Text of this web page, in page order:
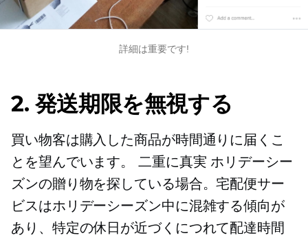
詳細は重要です!
2. 発送期限を無視する
買い物客は購入した商品が時間通りに届くこ
とを望んでいます。 二重に真実 ホリデーシー
ズンの贈り物を探している場合。宅配便サー
ビスはホリデーシーズン中に混雑する傾向が
あり、特定の休日が近づくにつれて配達時間